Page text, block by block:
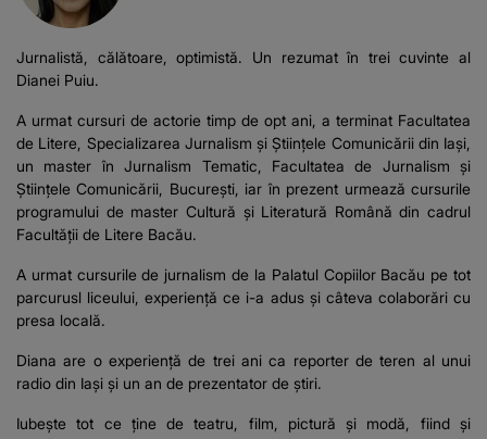
Jurnalistă, călătoare, optimistă. Un rezumat în trei cuvinte al
Dianei Puiu.
A urmat cursuri de actorie timp de opt ani, a terminat Facultatea
de Litere, Specializarea Jurnalism și Științele Comunicării din Iași,
un master în Jurnalism Tematic, Facultatea de Jurnalism și
Științele Comunicării, București, iar în prezent urmează cursurile
programului de master Cultură și Literatură Română din cadrul
Facultății de Litere Bacău.
A urmat cursurile de jurnalism de la Palatul Copiilor Bacău pe tot
parcurusl liceului, experiență ce i-a adus și câteva colaborări cu
presa locală.
Diana are o experiență de trei ani ca reporter de teren al unui
radio din Iași și un an de prezentator de știri.
Iubește tot ce ține de teatru, film, pictură și modă, fiind și